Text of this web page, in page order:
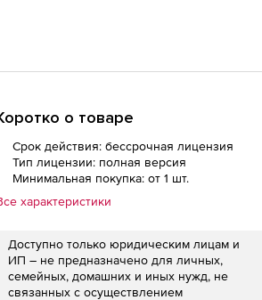
о товаре
Срок действия: бессрочная лицензия
Тип лицензии: полная версия
Минимальная покупка: от 1 шт.
характеристики
Доступно только юридическим лицам и
ИП – не предназначено для личных,
семейных, домашних и иных нужд, не
связанных с осуществлением